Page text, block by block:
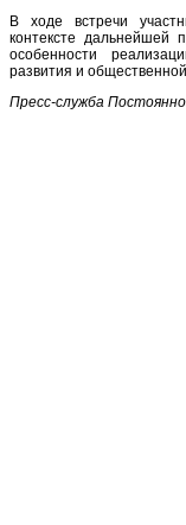
В ходе встречи
контексте дальнейшей
особенности
развития и
Пресс-служба